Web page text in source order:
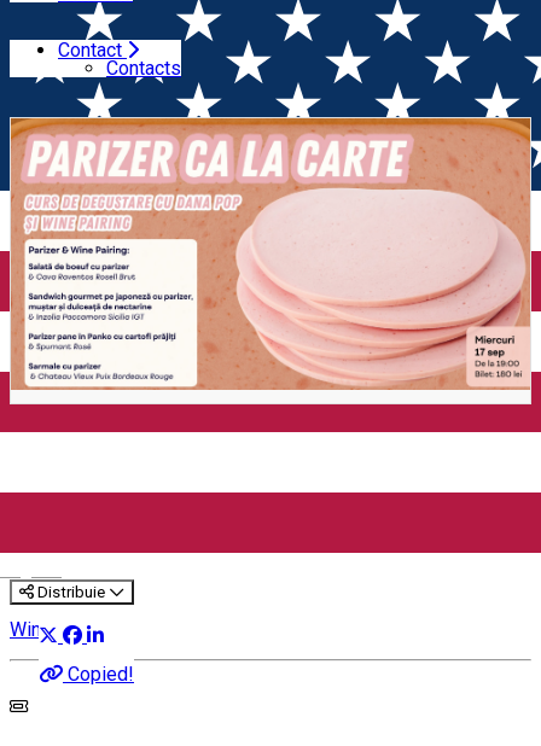
Contact
Contacts
Home Wine Tasting
Degustare de Parizer | Curs de
Degustare + Wine & Parizer Pairing (București)
de Degustare + Wine &
Distribuie
Copied!
Wine Tasting